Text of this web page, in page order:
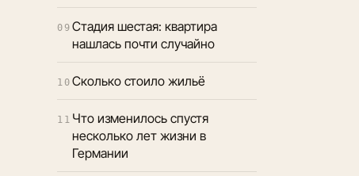
09 Стадия шестая: квартира
нашлась почти случайно
10 Сколько стоило жильё
11 Что изменилось спустя
несколько лет жизни в
Германии